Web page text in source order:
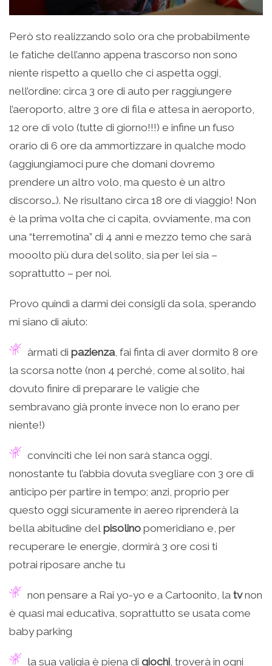
Però sto realizzando solo ora che probabilmente
le fatiche dell’anno appena trascorso non sono
niente rispetto a quello che ci aspetta oggi,
nell’ordine: circa 3 ore di auto per raggiungere
l’aeroporto, altre 3 ore di fila e attesa in aeroporto,
12 ore di volo (tutte di giorno!!!) e infine un fuso
orario di 6 ore da ammortizzare in qualche modo
(aggiungiamoci pure che domani dovremo
prendere un altro volo, ma questo è un altro
discorso…). Ne risultano circa 18 ore di viaggio! Non
è la prima volta che ci capita, ovviamente, ma con
una “terremotina” di 4 anni e mezzo temo che sarà
mooolto più dura del solito, sia per lei sia –
soprattutto – per noi.
Provo quindi a darmi dei consigli da sola, sperando
mi siano di aiuto:
àrmati di pazienza, fai finta di aver dormito 8 ore
la scorsa notte (non 4 perché, come al solito, hai
dovuto finire di preparare le valigie che
sembravano già pronte invece non lo erano per
niente!)
convinciti che lei non sarà stanca oggi,
nonostante tu l’abbia dovuta svegliare con 3 ore di
anticipo per partire in tempo; anzi, proprio per
questo oggi sicuramente in aereo riprenderà la
bella abitudine del pisolino pomeridiano e, per
recuperare le energie, dormirà 3 ore così ti
potrai riposare anche tu
non pensare a Rai yo-yo e a Cartoonito, la tvnon
è quasi mai educativa, soprattutto se usata come
baby parking
la sua valigia è piena di giochi, troverà in ogni